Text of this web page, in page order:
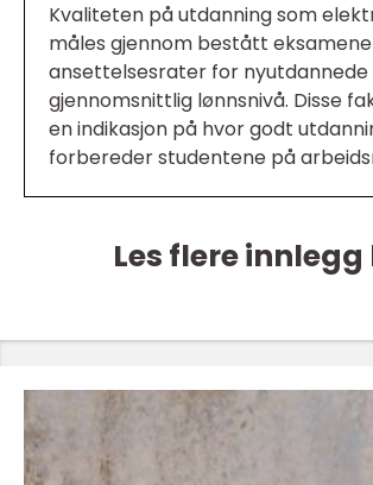
Kvaliteten på utdanning som
måles gjennom bestått
ansettelsesrater for nyutdannede
gjennomsnittlig lønnsnivå. Disse
en indikasjon på hvor godt
forbereder studentene på
Les flere innlegg